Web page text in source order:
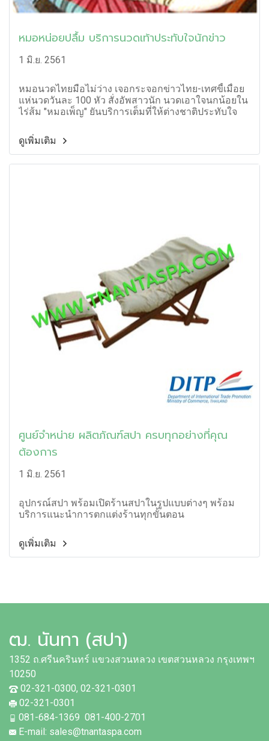
หมอหน่อยปลื้ม บริการนวดเท้าประทับใจนักข่าว
1 มิ.ย. 2561
หมอนวดไทยมือไม่ว่าง เจอกระจอกข่าวไทย-เทศขี้เมื่อย
แห่นวดวันละ 100 หัว สั่งอัพสาวนัก นวดเอาใจนกน้อยใน
ไร่ส้ม "หมอเพ็ญ" ยันบริการเต็มที่ให้ต่างชาติประทับใจ
ดูเพิ่มเติม
ศูนย์จำหน่าย ผลิตภัณฑ์สปา ครบทุกอย่างที่คุณ
ต้องการ
1 มิ.ย. 2561
อุปกรณ์สปา พร้อมเปิดร้านสปาในรูปแบบต่างๆ พร้อม
บริการแนะนำการตกแต่งร้านทุกขั้นตอน
ดูเพิ่มเติม
ฒ. นันทา (สปา)
1352 ถ.ศรีนครินทร์ แขวงสวนหลวง เขตสวนหลวง กรุงเทพฯ
10250
02-321-0300, 02-321-0301
02-321-0301
081-684-1369 081-400-2701
E-mail: sales@tnantaspa.com